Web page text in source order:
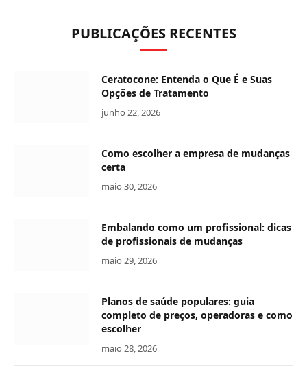
PUBLICAÇÕES RECENTES
Ceratocone: Entenda o Que É e Suas
Opções de Tratamento
junho 22, 2026
Como escolher a empresa de mudanças
certa
maio 30, 2026
Embalando como um profissional: dicas
de profissionais de mudanças
maio 29, 2026
Planos de saúde populares: guia
completo de preços, operadoras e como
escolher
maio 28, 2026